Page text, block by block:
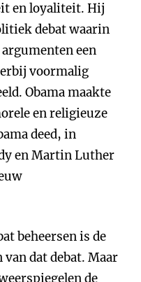
en loyaliteit. Hij
debat waarin
een
voormalig
Obama maakte
en religieuze
deed, in
en Martin Luther
beheersen is de
dat debat. Maar
de